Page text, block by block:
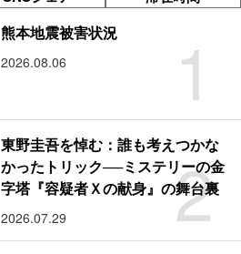
1
熊本地震被害状況
2026.08.06
2
東野圭吾を悼む：誰も考えつかな
かったトリック──ミステリーの金
字塔『容疑者Ｘの献身』の舞台裏
2026.07.29